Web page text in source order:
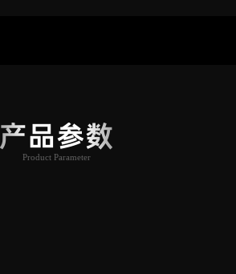
产品参数
Product Parameter